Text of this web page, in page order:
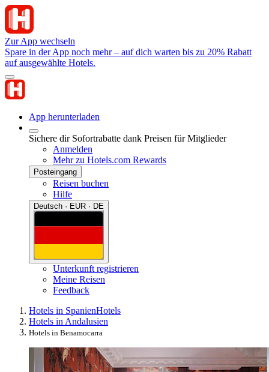
Zur App wechseln
Spare in der App noch mehr – auf dich warten bis zu 20% Rabatt
auf ausgewählte Hotels.
App herunterladen
Sichere dir Sofortrabatte dank Preisen für Mitglieder
Anmelden
Mehr zu Hotels.com Rewards
Posteingang
Reisen buchen
Hilfe
Deutsch · EUR · DE
Unterkunft registrieren
Meine Reisen
Feedback
Hotels in SpanienHotels
Hotels in Andalusien
Hotels in Benamocarra